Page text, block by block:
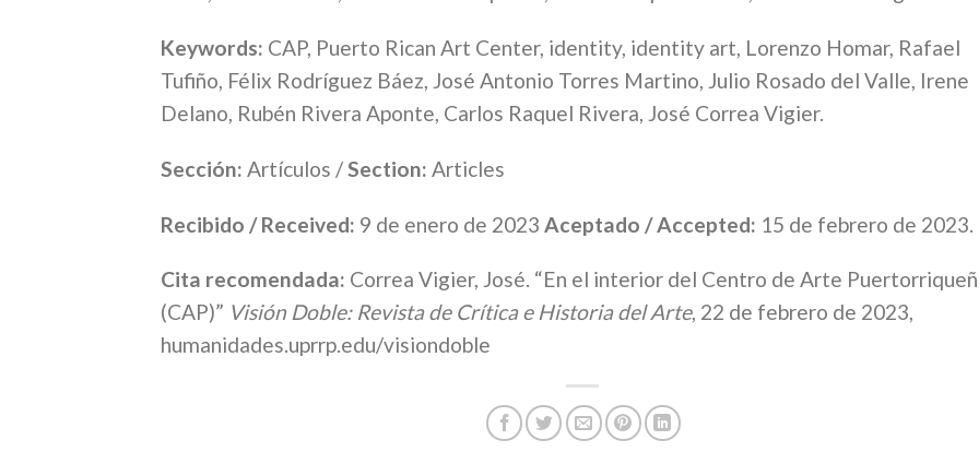
Keywords: CAP, Puerto Rican Art Center, identity, identity art, Lorenzo Homar, Rafael
Tufiño, Félix Rodríguez Báez, José Antonio Torres Martino, Julio Rosado del Valle, Irene
Delano, Rubén Rivera Aponte, Carlos Raquel Rivera, José Correa Vigier.
Sección: Artículos /Section: Articles
Recibido / Received: 9 de enero de 2023 Aceptado / Accepted: 15 de febrero de 2023.
Cita recomendada: Correa Vigier, José. “En el interior del Centro de Arte
(CAP)” Visión Doble: Revista de Crítica e Historia del Arte, 22 de febrero de 2023,
humanidades.uprrp.edu/visiondoble